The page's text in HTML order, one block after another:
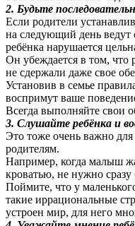
2. Будьте
Если родители
на следующий день ведут
ребёнка нарушается
Он убеждается в том, что
не сдержали даже свое
Установив в семье
воспримут ваше
Всегда выполняйте свои
3. Слушайте ребёнка и
Это тоже очень важно
родителям.
Например, когда малыш
кроватью, не нужно сразу
Поймите, что у
такие иррациональные
устроен мир, для него